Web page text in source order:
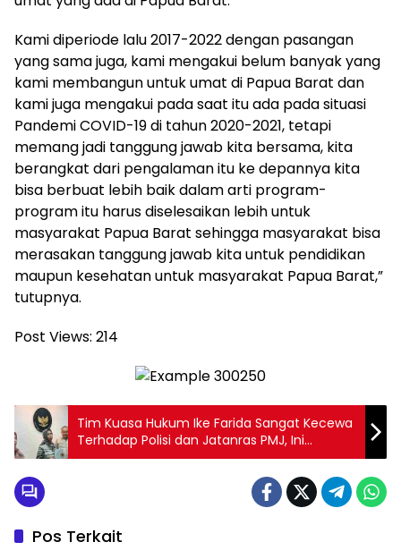
Kami diperiode lalu 2017-2022 dengan pasangan
yang sama juga, kami mengakui belum banyak yang
kami membangun untuk umat di Papua Barat dan
kami juga mengakui pada saat itu ada pada situasi
Pandemi COVID-19 di tahun 2020-2021, tetapi
memang jadi tanggung jawab kita bersama, kita
berangkat dari pengalaman itu ke depannya kita
bisa berbuat lebih baik dalam arti program-
program itu harus diselesaikan lebih untuk
masyarakat Papua Barat sehingga masyarakat bisa
merasakan tanggung jawab kita untuk pendidikan
maupun kesehatan untuk masyarakat Papua Barat,”
tutupnya.
Post Views: 214
Tim Kuasa Hukum Ike Farida Sangat Kecewa
Terhadap Polisi dan Jatanras PMJ, Ini
Alasannya
Pos Terkait